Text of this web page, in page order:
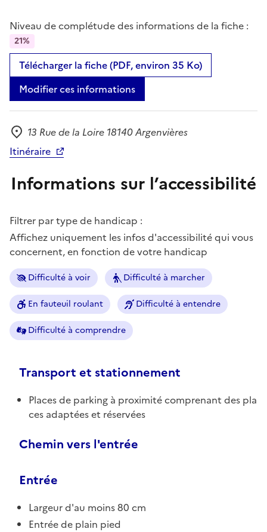
Niveau de complétude des informations de la fiche :
21%
Télécharger la fiche (PDF, environ 35 Ko)
Modifier ces informations
Adresse
13 Rue de la Loire 18140 Argenvières
Itinéraire
Informations sur l’accessibilité
Filtrer par type de handicap :
Affichez uniquement les infos d'accessibilité qui vous
concernent, en fonction de votre handicap
Difficulté à voir Difficulté à marcher
En fauteuil roulant Difficulté à entendre
Difficulté à comprendre
Transport et stationnement
Places de parking à proximité comprenant des pla
ces adaptées et réservées
Chemin vers l'entrée
Entrée
Largeur d'au moins 80 cm
Entrée de plain pied